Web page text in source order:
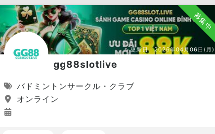
募集中
更新日：2026年04月06日(月)
gg88slotlive
バドミントンサークル・クラブ
オンライン